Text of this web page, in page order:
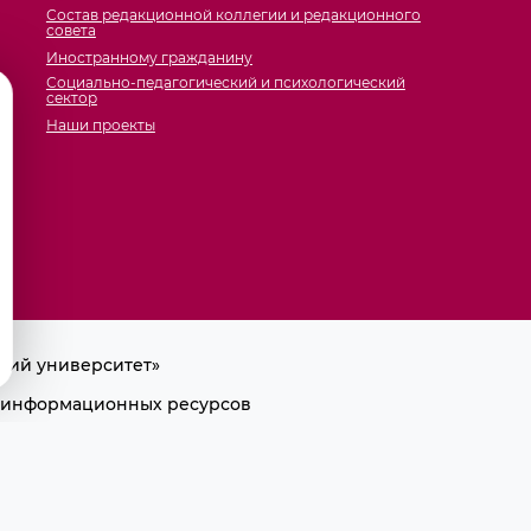
Состав редакционной коллегии и редакционного
совета
Иностранному гражданину
Социально-педагогический и психологический
сектор
Наши проекты
университет»
информационных ресурсов
на первоисточник.